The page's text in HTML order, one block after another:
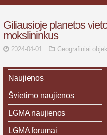
Giliausioje planetos
mokslininkus
2024-04-01 Geografiniai
Naujienos
Švietimo naujienos
LGMA naujienos
LGMA forumai